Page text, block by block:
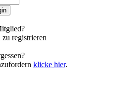
registrieren
klicke hier.